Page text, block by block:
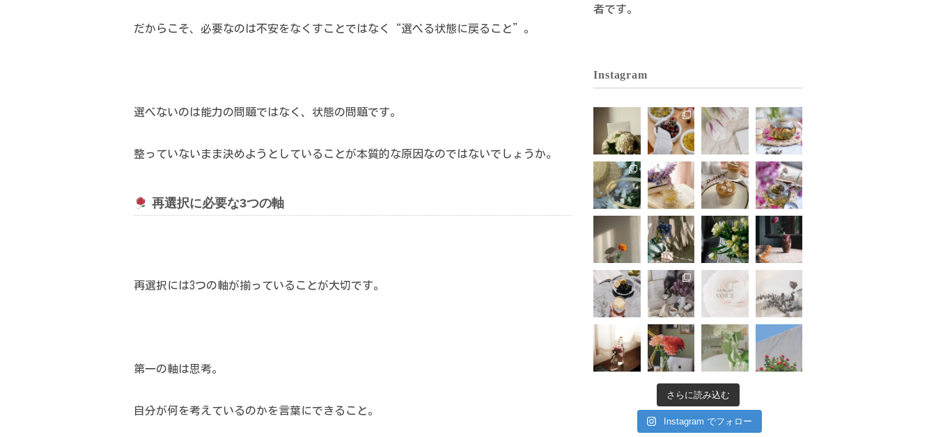
だからこそ、必要なのは不安をなくすことではなく“選べる状態に戻ること”。
選べないのは能力の問題ではなく、状態の問題です。
整っていないまま決めようとしていることが本質的な原因なのではないでしょうか。
再選択に必要な3つの軸
再選択には3つの軸が揃っていることが大切です。
第一の軸は思考。
自分が何を考えているのかを言葉にできること。
者です。
Instagram
さらに読み込む
Instagram でフォロー